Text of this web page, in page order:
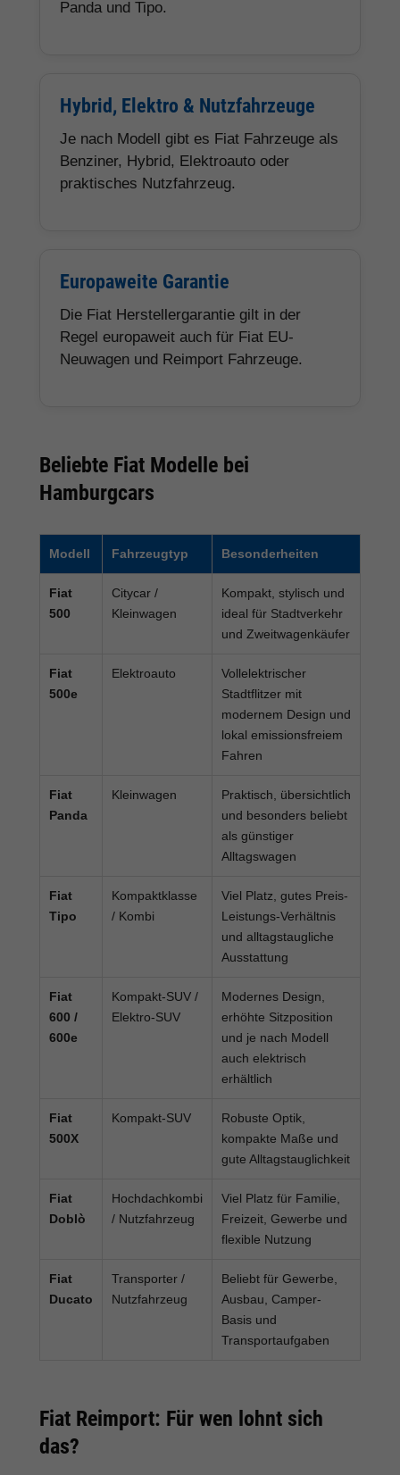
Panda und Tipo.
Hybrid, Elektro & Nutzfahrzeuge
Je nach Modell gibt es Fiat Fahrzeuge als
Benziner, Hybrid, Elektroauto oder
praktisches Nutzfahrzeug.
Europaweite Garantie
Die Fiat Herstellergarantie gilt in der
Regel europaweit auch für Fiat EU-
Neuwagen und Reimport Fahrzeuge.
Beliebte Fiat Modelle bei
Hamburgcars
Modell Fahrzeugtyp Besonderheiten
Fiat
500
Citycar /
Kleinwagen
Kompakt, stylisch und
ideal für Stadtverkehr
und Zweitwagenkäufer
Fiat
500e
Elektroauto
Vollelektrischer
Stadtflitzer mit
modernem Design und
lokal emissionsfreiem
Fahren
Fiat
Panda
Kleinwagen
Praktisch, übersichtlich
und besonders beliebt
als günstiger
Alltagswagen
Fiat
Tipo
Kompaktklasse
/ Kombi
Viel Platz, gutes Preis-
Leistungs-Verhältnis
und alltagstaugliche
Ausstattung
Fiat
600 /
600e
Kompakt-SUV /
Elektro-SUV
Modernes Design,
erhöhte Sitzposition
und je nach Modell
auch elektrisch
erhältlich
Fiat
500X
Kompakt-SUV
Robuste Optik,
kompakte Maße und
gute Alltagstauglichkeit
Fiat
Doblò
Hochdachkombi
/ Nutzfahrzeug
Viel Platz für Familie,
Freizeit, Gewerbe und
flexible Nutzung
Fiat
Ducato
Transporter /
Nutzfahrzeug
Beliebt für Gewerbe,
Ausbau, Camper-
Basis und
Transportaufgaben
Fiat Reimport: Für wen lohnt sich
das?